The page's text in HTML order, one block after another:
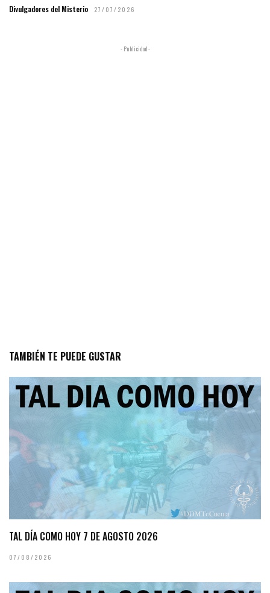
Divulgadores del Misterio 27/07/2026
- Publicidad -
TAMBIÉN TE PUEDE GUSTAR
TAL DÍA COMO HOY 7 DE AGOSTO 2026
07/08/2026